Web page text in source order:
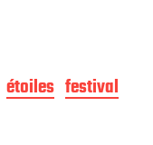
étoiles festival